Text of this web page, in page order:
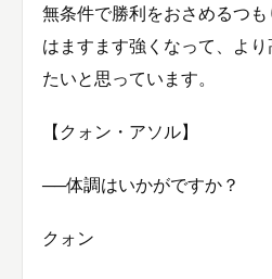
無条件で勝利をおさめるつ
はますます強くなって、よ
たいと思っています。
【クォン・アソル】
──体調はいかがですか？
クォン